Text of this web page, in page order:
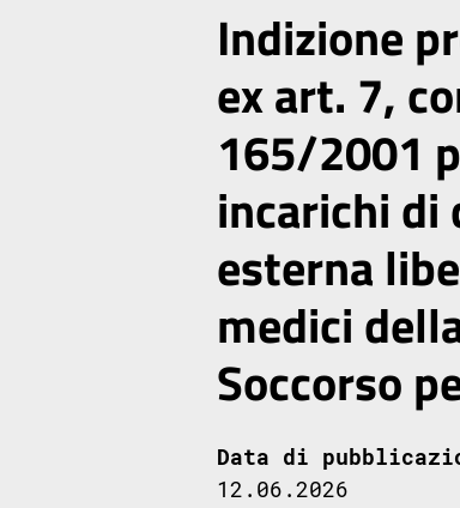
Indizione
ex art. 7,
165/2001
incarichi di
esterna
medici
Soccorso
Data di
12.06.2026